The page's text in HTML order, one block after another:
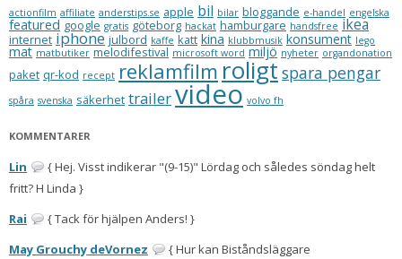
actionfilm affiliate anderstips.se apple bil bilar bloggande e-handel engelska
featured google gratis göteborg hackat hamburgare handsfree ikea
internet iphone julbord kaffe katt kina klubbmusik konsument lego
mat matbutiker melodifestival microsoft word miljö nyheter organdonation
paket qr-kod recept reklamfilm roligt spara pengar
spåra svenska säkerhet trailervideo volvo fh
KOMMENTARER
Lin
{ Hej. Visst indikerar "(9-15)" Lördag och således söndag helt
fritt? H Linda }
Rai
{ Tack för hjälpen Anders! }
May Grouchy deVornez
{ Hur kan Biståndsläggare